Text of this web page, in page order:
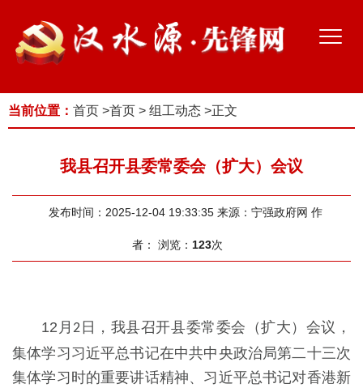
当前位置： 首页 >首页 > 组工动态 >正文
我县召开县委常委会（扩大）会议
发布时间：2025-12-04 19:33:35 来源：宁强政府网 作
者： 浏览： 123次
12 月2 日，我县召开县委常委会（扩大）会议 ，
集体学习习近平总书记在中共中央政治局第二十三次
集体学习时的重要讲话精神、习近平总书记对香港新